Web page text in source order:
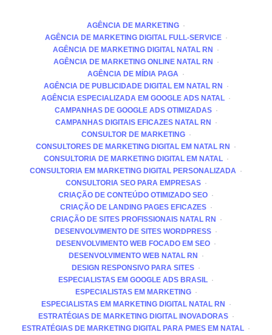
AGÊNCIA DE MARKETING
AGÊNCIA DE MARKETING DIGITAL FULL-SERVICE
AGÊNCIA DE MARKETING DIGITAL NATAL RN
AGÊNCIA DE MARKETING ONLINE NATAL RN
AGÊNCIA DE MÍDIA PAGA
AGÊNCIA DE PUBLICIDADE DIGITAL EM NATAL RN
AGÊNCIA ESPECIALIZADA EM GOOGLE ADS NATAL
CAMPANHAS DE GOOGLE ADS OTIMIZADAS
CAMPANHAS DIGITAIS EFICAZES NATAL RN
CONSULTOR DE MARKETING
CONSULTORES DE MARKETING DIGITAL EM NATAL RN
CONSULTORIA DE MARKETING DIGITAL EM NATAL
CONSULTORIA EM MARKETING DIGITAL PERSONALIZADA
CONSULTORIA SEO PARA EMPRESAS
CRIAÇÃO DE CONTEÚDO OTIMIZADO SEO
CRIAÇÃO DE LANDING PAGES EFICAZES
CRIAÇÃO DE SITES PROFISSIONAIS NATAL RN
DESENVOLVIMENTO DE SITES WORDPRESS
DESENVOLVIMENTO WEB FOCADO EM SEO
DESENVOLVIMENTO WEB NATAL RN
DESIGN RESPONSIVO PARA SITES
ESPECIALISTAS EM GOOGLE ADS BRASIL
ESPECIALISTAS EM MARKETING
ESPECIALISTAS EM MARKETING DIGITAL NATAL RN
ESTRATÉGIAS DE MARKETING DIGITAL INOVADORAS
ESTRATÉGIAS DE MARKETING DIGITAL PARA PMES EM NATAL